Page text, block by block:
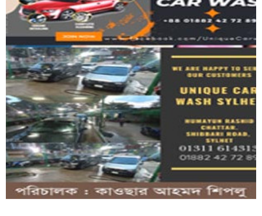
দুই শ্রমিক হ*ত্যার বিচার ও শ্রমিক নেতাদের...